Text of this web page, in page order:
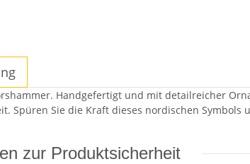
Handgefertigt und mit detailreicher
Spüren Sie die Kraft dieses nordischen Symbols
zur Produktsicherheit